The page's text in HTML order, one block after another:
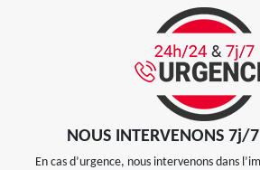
NOUS INTERVENONS
En cas d’urgence, nous intervenons dans